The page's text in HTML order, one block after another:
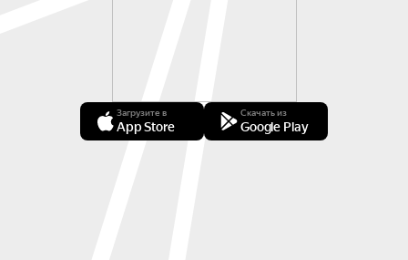
Загрузите в
App Store
Скачать из
Google Play